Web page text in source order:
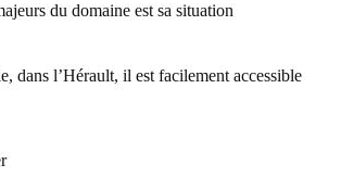
du domaine est sa situation
dans l’Hérault, il est facilement accessible